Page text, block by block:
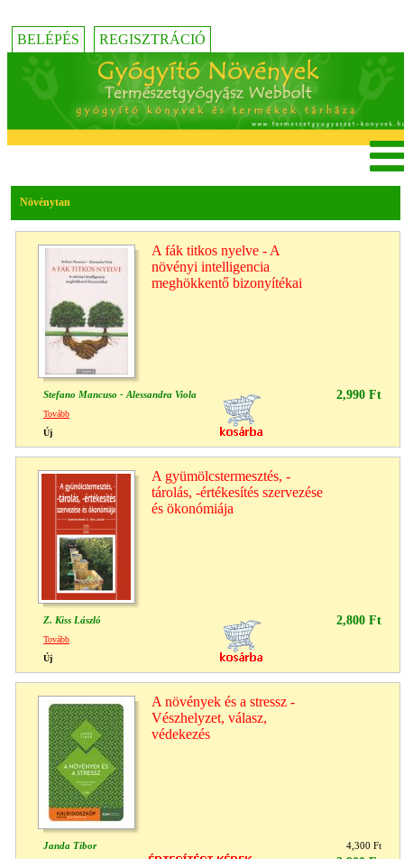
BELÉPÉS REGISZTRÁCIÓ
Növénytan
A fák titkos nyelve - A
növényi intelligencia
meghökkentő bizonyítékai
Stefano Mancuso - Alessandra Viola 2,990 Ft
Tovább
Új
A gyümölcstermesztés, -
tárolás, -értékesítés szervezése
és ökonómiája
Z. Kiss László 2,800 Ft
Tovább
Új
A növények és a stressz -
Vészhelyzet, válasz,
védekezés
Janda Tibor 4,300 Ft